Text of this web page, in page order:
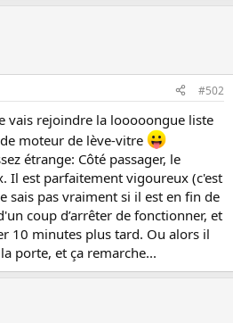
après presque 16 ans de bons et
très étonné qu'un moteur de lève-
#502
vais rejoindre la looooongue liste
moteur de lève-vitre
étrange: Côté passager, le
Il est parfaitement vigoureux (c'est
sais pas vraiment si il est en fin de
coup d’arrêter de fonctionner, et
10 minutes plus tard. Ou alors il
porte, et ça remarche...